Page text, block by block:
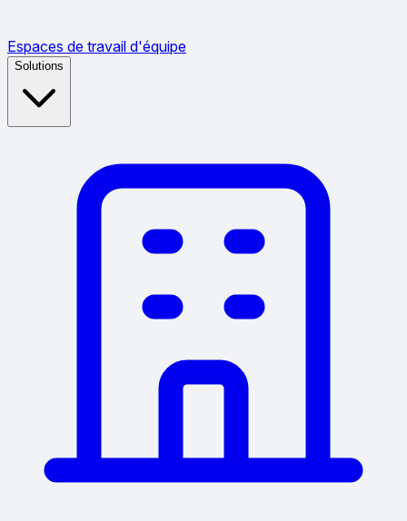
Espaces de travail d'équipe
Solutions